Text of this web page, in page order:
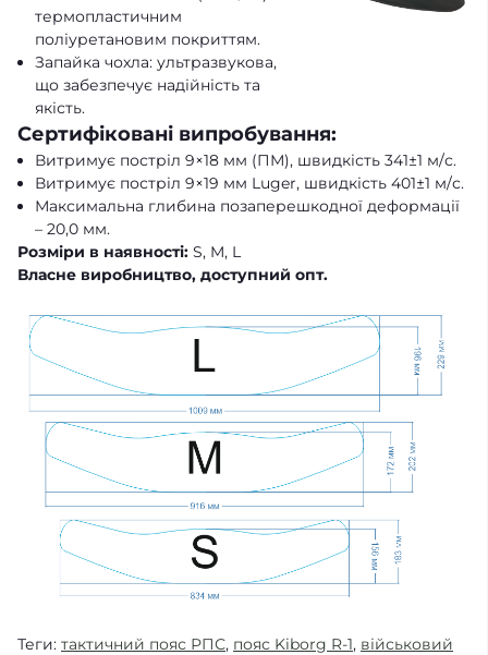
термопластичним
поліуретановим покриттям.
Запайка чохла: ультразвукова,
що забезпечує надійність та
якість.
Сертифіковані випробування:
Витримує постріл 9×18 мм (ПМ), швидкість 341±1 м/с.
Витримує постріл 9×19 мм Luger, швидкість 401±1 м/с.
Максимальна глибина позаперешкодної деформації
– 20,0 мм.
Розміри в наявності: S, M, L
Власне виробництво, доступний опт.
Теги: тактичний пояс РПС, пояс Kiborg R-1, військовий